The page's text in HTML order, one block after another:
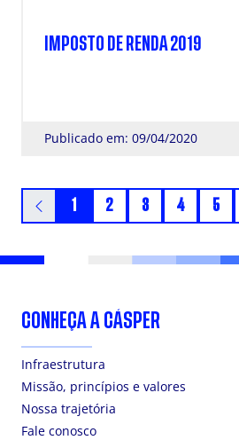
IMPOSTO DE RENDA 2019
Publicado em: 09/04/2020
1 2 3 4 5
CONHEÇA A CÁSPER
Infraestrutura
Missão, princípios e valores
Nossa trajetória
Fale conosco